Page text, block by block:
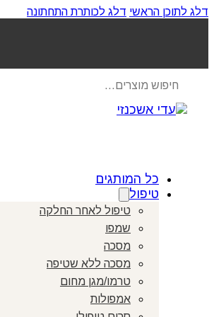
דלג לתוכן הראשי דלג לכותרת התחתונה
search
כל המותגים
טיפול
טיפול לאחר החלקה
שמפו
מסכה
מסכה ללא שטיפה
טרמו/מגן מחום
אמפולות